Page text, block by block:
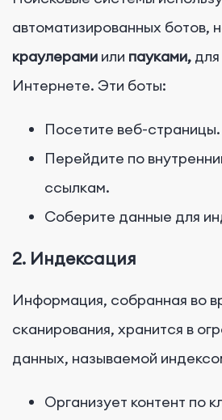
автоматизированных ботов,
краулерами или пауками,
Интернете. Эти боты:
Посетите веб-страницы.
Перейдите по
ссылкам.
Соберите данные для
2. Индексация
Информация, собранная во
сканирования, хранится в
данных, называемой
Организует контент по